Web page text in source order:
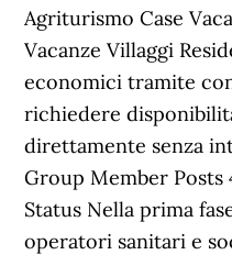
Agriturismo Case
Vacanze Villaggi
economici tramite
richiedere
direttamente senza
Group Member
Status Nella prima
operatori sanitari e